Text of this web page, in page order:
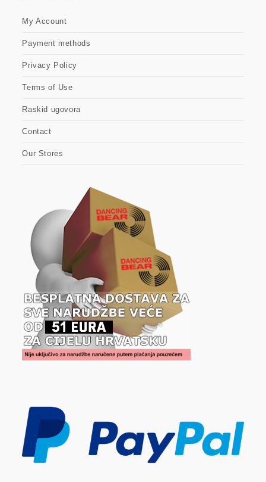
My Account
Payment methods
Privacy Policy
Terms of Use
Raskid ugovora
Contact
Our Stores